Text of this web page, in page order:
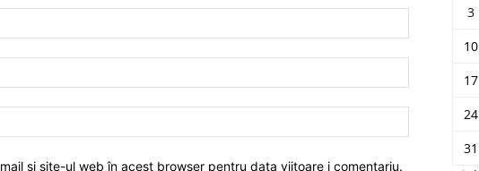
și site-ul web în acest browser pentru data viitoare i comentariu.
3
10
17
24
31